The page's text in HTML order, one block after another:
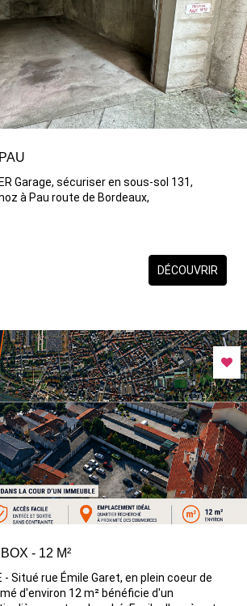
Garage, sécuriser en sous-sol 131,
à Pau route de Bordeaux,
DÉCOUVRIR
- 12 M²
- Situé rue Émile Garet, en plein coeur de
d'environ 12 m² bénéficie d'un